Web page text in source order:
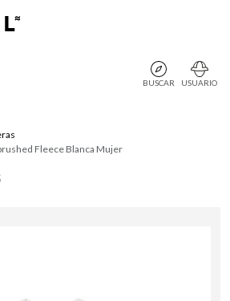
BUSCAR USUARIO
Fleece Blanca Mujer